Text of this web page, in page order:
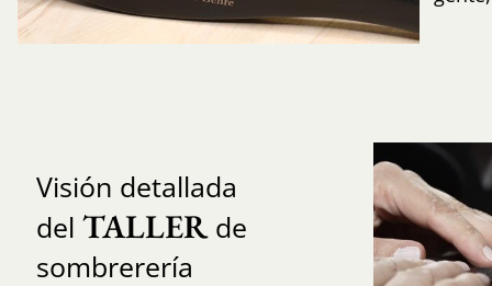
Visión detallada
del TALLERde
sombrerería